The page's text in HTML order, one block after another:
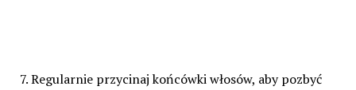
7. Regularnie przycinaj końcówki włosów, aby pozbyć